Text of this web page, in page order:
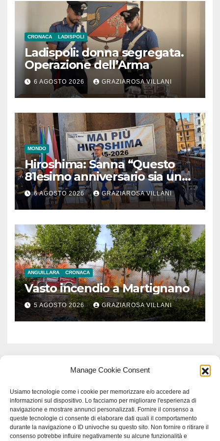
Manage Cookie Consent
Usiamo tecnologie come i cookie per memorizzare e/o accedere ad
informazioni sul dispositivo. Lo facciamo per migliorare l'esperienza di
navigazione e mostrare annunci personalizzati. Fornire il consenso a
queste tecnologie ci consente di elaborare dati quali il comportamento
durante la navigazione o ID univoche su questo sito. Non fornire o ritirare il
consenso potrebbe influire negativamente su alcune funzionalità e
CRONACA LADISPOLI
Ladispoli: donna segregata.
Operazione dell’Arma
6 AGOSTO 2026 GRAZIAROSA VILLANI
MONDO
Hiroshima: Sanna “Questo
81esimo anniversario sia un
monito per tutti”
6 AGOSTO 2026 GRAZIAROSA VILLANI
ANGUILLARA CRONACA
Vasto incendio a Martignano
5 AGOSTO 2026 GRAZIAROSA VILLANI